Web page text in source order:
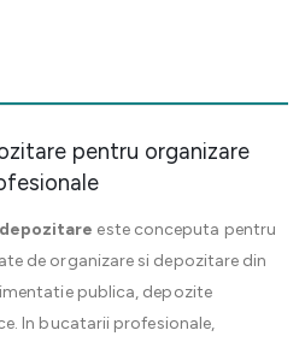
pentru organizare
este conceputa pentru
de organizare si depozitare din
publica, depozite
In bucatarii profesionale,